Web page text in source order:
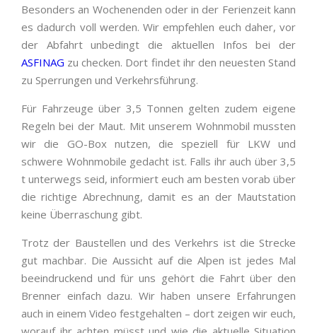
Besonders an Wochenenden oder in der Ferienzeit kann
es dadurch voll werden. Wir empfehlen euch daher, vor
der Abfahrt unbedingt die aktuellen Infos bei der
ASFINAG zu checken. Dort findet ihr den neuesten Stand
zu Sperrungen und Verkehrsführung.
Für Fahrzeuge über 3,5 Tonnen gelten zudem eigene
Regeln bei der Maut. Mit unserem Wohnmobil mussten
wir die GO-Box nutzen, die speziell für LKW und
schwere Wohnmobile gedacht ist. Falls ihr auch über 3,5
t unterwegs seid, informiert euch am besten vorab über
die richtige Abrechnung, damit es an der Mautstation
keine Überraschung gibt.
Trotz der Baustellen und des Verkehrs ist die Strecke
gut machbar. Die Aussicht auf die Alpen ist jedes Mal
beeindruckend und für uns gehört die Fahrt über den
Brenner einfach dazu. Wir haben unsere Erfahrungen
auch in einem Video festgehalten – dort zeigen wir euch,